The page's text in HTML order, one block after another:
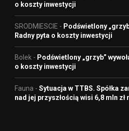
o koszty inwestycji
SRODMIESCIE - Podświetlony
Radny pyta o koszty inwestycji
Bolek - Podświetlony „grzyb”
o koszty inwestycji
Fauna - Sytuacja w TTBS. Spółka
nad jej przyszłością wisi 6,8 mln zł